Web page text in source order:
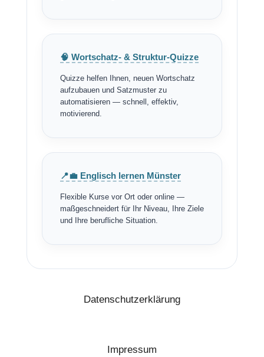
🧠 Wortschatz- & Struktur-Quizze
Quizze helfen Ihnen, neuen Wortschatz
aufzubauen und Satzmuster zu
automatisieren — schnell, effektiv,
motivierend.
📍💼 Englisch lernen Münster
Flexible Kurse vor Ort oder online —
maßgeschneidert für Ihr Niveau, Ihre Ziele
und Ihre berufliche Situation.
Datenschutzerklärung
Impressum